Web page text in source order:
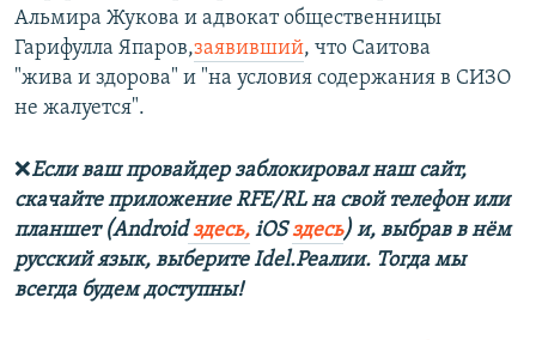
Альмира Жукова и адвокат общественницы
Гарифулла Япаров,заявивший, что Саитова
"жива и здорова" и "на условия содержания в СИЗО
не жалуется".
❌Если ваш провайдер заблокировал наш сайт,
скачайте приложение RFE/RL на свой телефон или
планшет (Androidздесь, iOSздесь) и, выбрав в нём
русский язык, выберите Idel.Реалии. Тогда мы
всегда будем доступны!